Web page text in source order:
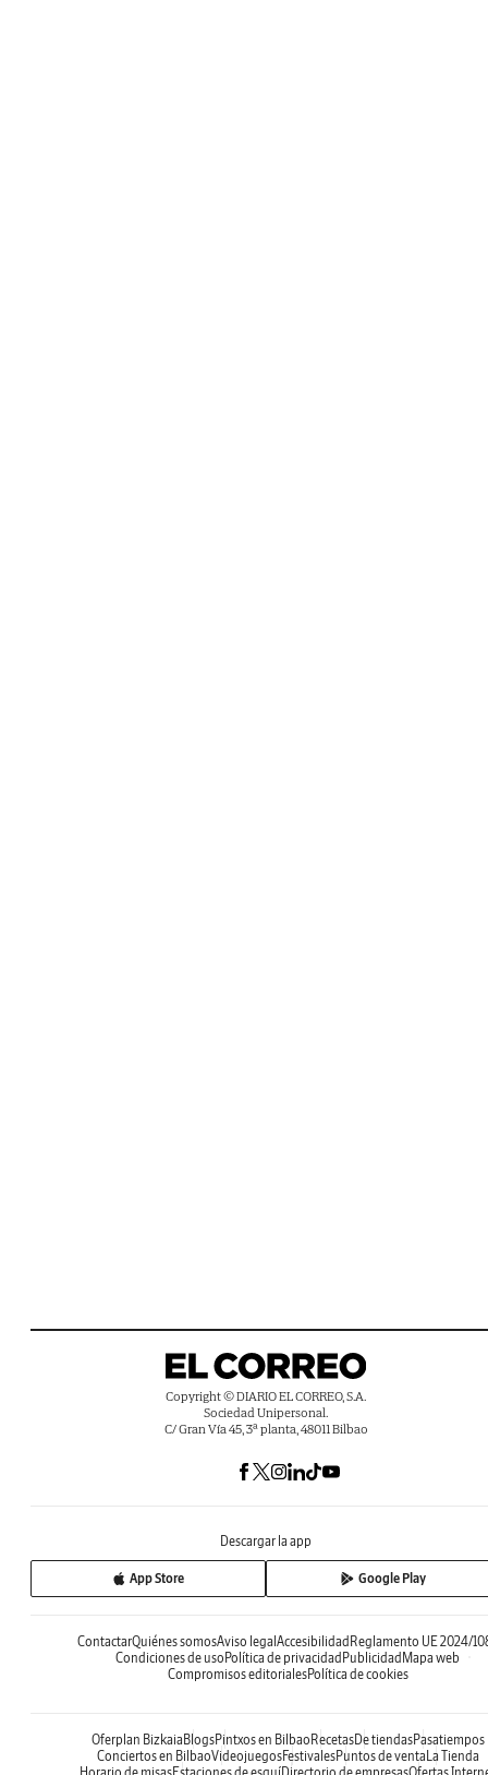
Copyright © DIARIO EL CORREO, S.A.
Sociedad Unipersonal.
C/ Gran Vía 45, 3ª planta, 48011 Bilbao
Descargar la app
App Store Google Play
ContactarQuiénes somosAviso legalAccesibilidadReglamento UE 2024/
Condiciones de usoPolítica de privacidadPublicidadMapa web
Compromisos editorialesPolítica de cookies
Oferplan BizkaiaBlogsPintxos en BilbaoRecetasDe tiendasPasatiempos
Conciertos en BilbaoVideojuegosFestivalesPuntos de ventaLa Tienda